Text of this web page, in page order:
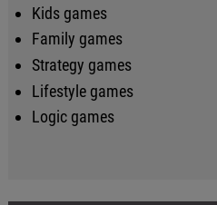
Kids games
Family games
Strategy games
Lifestyle games
Logic games